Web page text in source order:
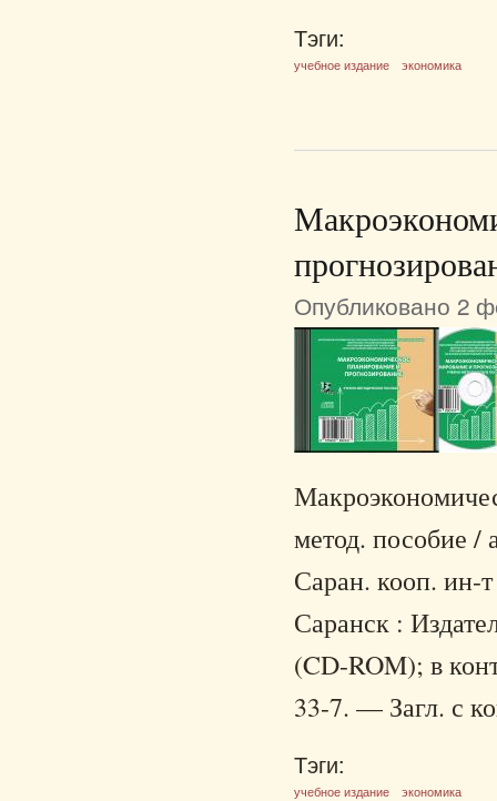
Тэги:
учебное издание экономика
Опубликовано 2
метод. пособие
Саран. кооп.
Саранск :
(CD-ROM); в
33-7. — Загл. с
Тэги:
учебное издание экономика